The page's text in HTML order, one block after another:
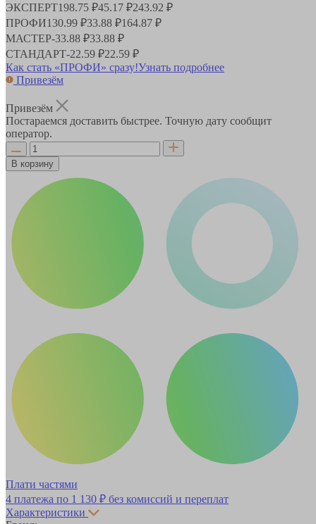
ЭКСПЕРТ198.75 ₽45.17 ₽243.92 ₽
ПРОФИ130.99 ₽33.88 ₽164.87 ₽
МАСТЕР-33.88 ₽33.88 ₽
СТАНДАРТ-22.59 ₽22.59 ₽
Как стать «ПРОФИ» сразу!Узнать подробнее
Привезём
Привезём
Постараемся доставить быстрее. Точную дату сообщит
оператор.
В корзину
Плати частями
4 платежа по 1 130 ₽ без комиссий и переплат
Характеристики